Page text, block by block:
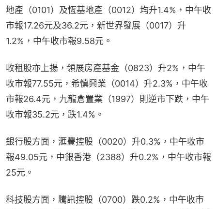
地產（0101）及恆基地產（0012）均升1.4%，中午收
市報17.26元及36.2元，新世界發展（0017）升
1.2%，中午收市報9.58元。
收租股亦上揚，領展房產基金（0823）升2%，中午
收市報77.55元，希慎興業（0014）升2.3%，中午收
市報26.4元，九龍倉置業（1997）則逆市下跌，中午
收市報35.2元，跌1.4%。
銀行股方面，滙豐控股（0020）升0.3%，中午收市
報49.05元，中銀香港（2388）升0.2%，中午收市報
25元。
科技股方面，騰訊控股（0700）跌0.2%，中午收市